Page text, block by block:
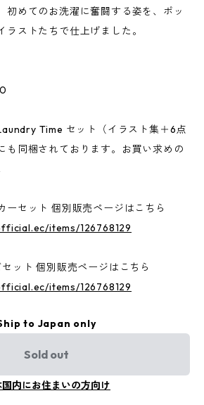
初めてのお洗濯に奮闘する姿を、ポッ
ラストたちで仕上げました。
Time セット（イラスト集＋6点
も同梱されております。お買い求めの
セット 個別販売ページはこちら
items/126768129
ット 個別販売ページはこちら
items/126768129
to Japan only
Sold out
国内にお住まいの方向け